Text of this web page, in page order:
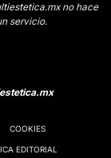
no hace
servicio.
COOKIES
EDITORIAL